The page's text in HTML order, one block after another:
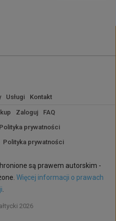
Usługi Kontakt
Zaloguj
FAQ
Polityka prywatności
Polityka prywatności
są prawem autorskim -
Więcej informacji o prawach
2026